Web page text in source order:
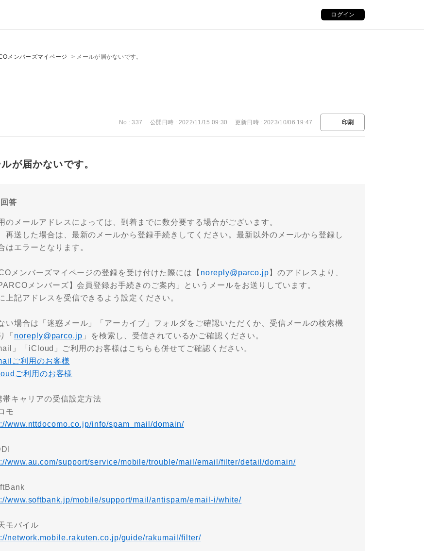
ログイン
メンバーズマイページ > メールが届かないです。
No : 337 公開日時 : 2022/11/15 09:30 更新日時 : 2023/10/06 19:47 印刷
が届かないです。
回答
のメールアドレスによっては、到着までに数分要する場合がございます。
再送した場合は、最新のメールから登録手続きしてください。最新以外のメールから登録し
はエラーとなります。
メンバーズマイページの登録を受け付けた際には【 noreply@parco.jp 】のアドレスより、
メンバーズ】会員登録お手続きのご案内」というメールをお送りしています。
上記アドレスを受信できるよう設定ください。
い場合は「迷惑メール」「アーカイブ」フォルダをご確認いただくか、受信メールの検索機
「 noreply@parco.jp 」を検索し、受信されているかご確認ください。
」「iCloud」ご利用のお客様はこちらも併せてご確認ください。
ご利用のお客様
ご利用のお客様
帯キャリアの受信設定方法
モ
www.nttdocomo.co.jp/info/spam_mail/domain/
www.au.com/support/service/mobile/trouble/mail/email/filter/detail/domain/
www.softbank.jp/mobile/support/mail/antispam/email-i/white/
モバイル
network.mobile.rakuten.co.jp/guide/rakumail/filter/